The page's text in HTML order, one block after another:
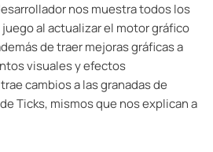
nos muestra todos los
al actualizar el motor gráfico
de traer mejoras gráficas a
visuales y efectos
cambios a las granadas de
Ticks, mismos que nos explican a